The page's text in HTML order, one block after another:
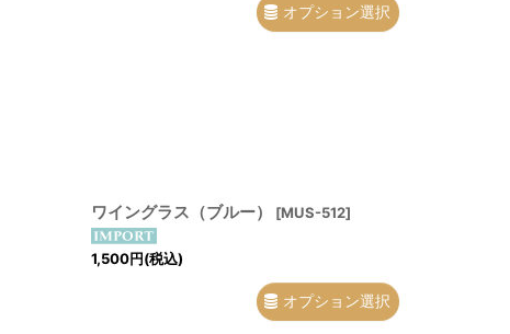
オプション選択
ワイングラス（ブルー） [MUS-512]
1,500円(税込)
オプション選択